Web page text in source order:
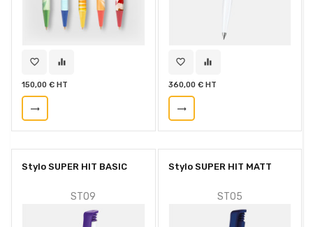
favorite_border equalizer
150,00 € HT
trending_flat
favorite_border equalizer
360,00 € HT
trending_flat
Stylo SUPER HIT BASIC
STO9
Stylo SUPER HIT MATT
STO5